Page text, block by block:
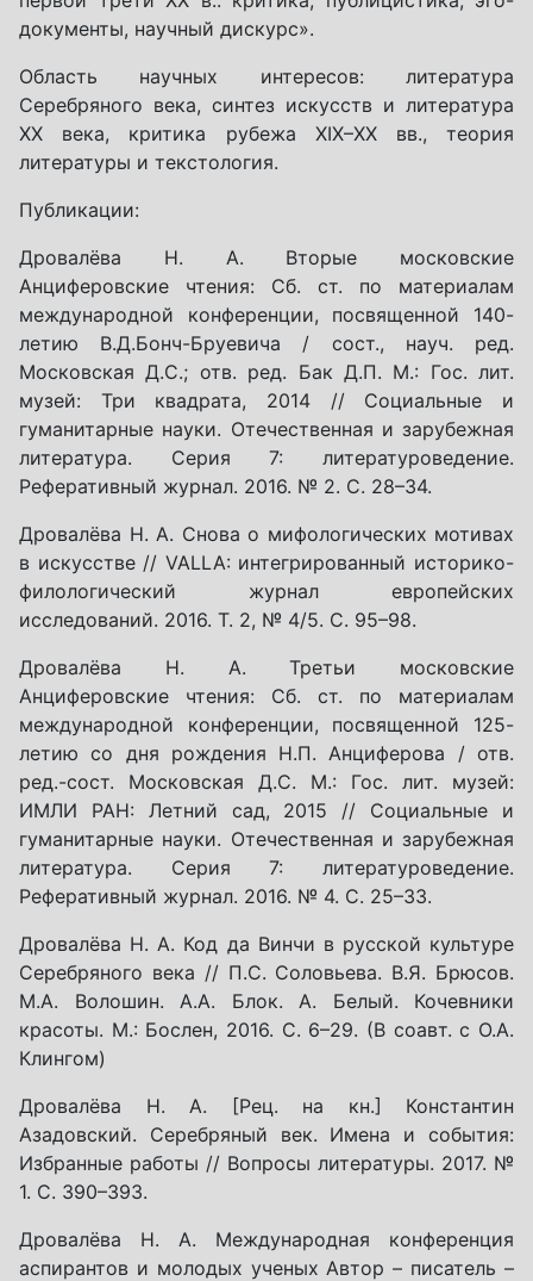
документы, научный дискурс».
Область научных интересов: литература
Серебряного века, синтез искусств и литература
XX века, критика рубежа XIX–XX вв., теория
литературы и текстология.
Публикации:
Дровалёва Н. А. Вторые московские
Анциферовские чтения: Сб. ст. по материалам
международной конференции, посвященной 140-
летию В.Д.Бонч-Бруевича / сост., науч. ред.
Московская Д.С.; отв. ред. Бак Д.П. М.: Гос. лит.
музей: Три квадрата, 2014 // Социальные и
гуманитарные науки. Отечественная и зарубежная
литература. Серия 7: литературоведение.
Реферативный журнал. 2016. № 2. С. 28–34.
Дровалёва Н. А. Снова о мифологических мотивах
в искусстве // VALLA: интегрированный историко-
филологический журнал европейских
исследований. 2016. Т. 2, № 4/5. С. 95–98.
Дровалёва Н. А. Третьи московские
Анциферовские чтения: Сб. ст. по материалам
международной конференции, посвященной 125-
летию со дня рождения Н.П. Анциферова / отв.
ред.-сост. Московская Д.С. М.: Гос. лит. музей:
ИМЛИ РАН: Летний сад, 2015 // Социальные и
гуманитарные науки. Отечественная и зарубежная
литература. Серия 7: литературоведение.
Реферативный журнал. 2016. № 4. С. 25–33.
Дровалёва Н. А. Код да Винчи в русской культуре
Серебряного века // П.С. Соловьева. В.Я. Брюсов.
М.А. Волошин. А.А. Блок. А. Белый. Кочевники
красоты. М.: Бослен, 2016. С. 6–29. (В соавт. с О.А.
Клингом)
Дровалёва Н. А. [Рец. на кн.] Константин
Азадовский. Серебряный век. Имена и события:
Избранные работы // Вопросы литературы. 2017. №
1. С. 390–393.
Дровалёва Н. А. Международная конференция
аспирантов и молодых ученых Автор – писатель –